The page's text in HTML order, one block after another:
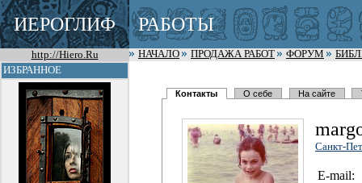
ИЕРОГЛИФ РАБОТЫ
http://Hiero.Ru НАЧАЛО ПРОДАЖА РАБОТ ФОРУМ
ИЗБРАННОЕ
Контакты О себе На сайте
Санкт-
E-mail: